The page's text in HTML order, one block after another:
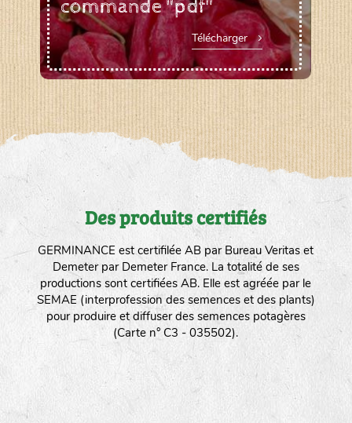
commande "pdf"
Télécharger
Des produits certifiés
GERMINANCE est certifilée AB par Bureau Veritas et
Demeter par Demeter France. La totalité de ses
productions sont certifiées AB. Elle est agréée par le
SEMAE (interprofession des semences et des plants)
pour produire et diffuser des semences potagères
(Carte n° C3 - 035502).